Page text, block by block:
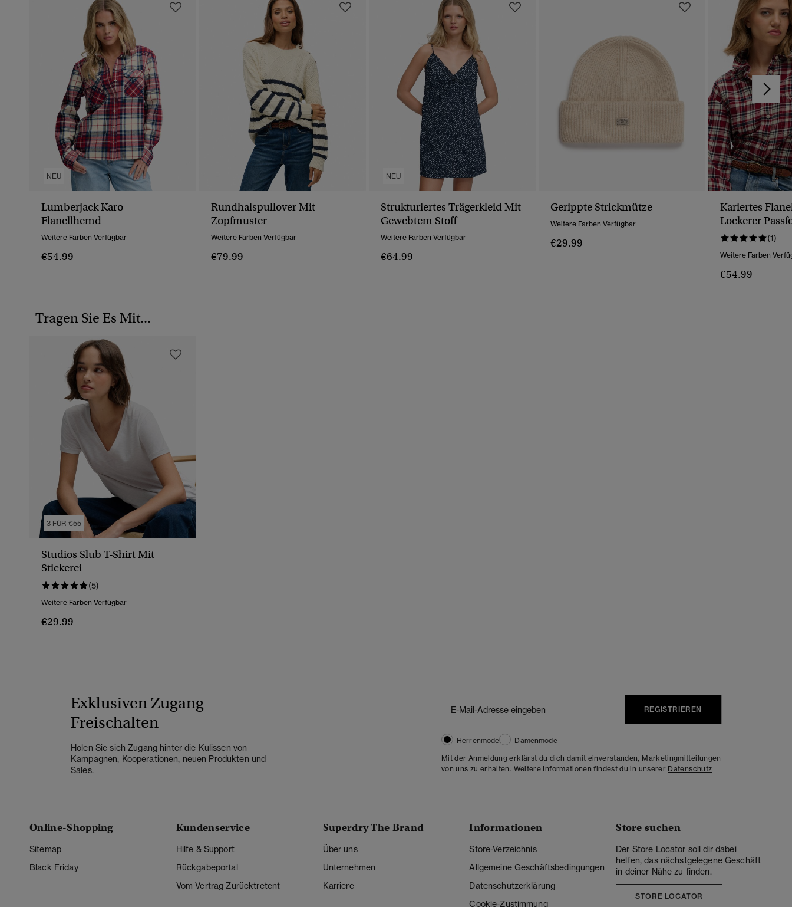
NEU
Lumberjack Karo-
Flanellhemd
Weitere Farben Verfügbar
€54.99
Rundhalspullover Mit
Zopfmuster
Weitere Farben Verfügbar
€79.99
NEU
Strukturiertes Trägerkleid Mit
Gewebtem Stoff
Weitere Farben Verfügbar
€64.99
Gerippte Strickmütze
Weitere Farben Verfügbar
€29.99
Kariertes
Lockerer
(1)
Weitere Farben
€54.99
Tragen Sie Es Mit...
3 FÜR €55
Studios Slub T-Shirt Mit
Stickerei
(5)
Weitere Farben Verfügbar
€29.99
Exklusiven Zugang
Freischalten
Holen Sie sich Zugang hinter die Kulissen von
Kampagnen, Kooperationen, neuen Produkten und
Sales.
REGISTRIEREN
Herrenmode
Damenmode
Mit der Anmeldung erklärst du dich damit einverstanden, Marketingmitteilungen
von uns zu erhalten. Weitere Informationen findest du in unserer Datenschutz
Online-Shopping
Sitemap
Black Friday
Kundenservice
Hilfe & Support
Rückgabeportal
Vom Vertrag Zurücktretent
Superdry The Brand
Über uns
Unternehmen
Karriere
Informationen
Store-Verzeichnis
Allgemeine Geschäftsbedingungen
Datenschutzerklärung
Cookie-Zustimmung
Store suchen
Der Store Locator soll dir dabei
helfen, das nächstgelegene Geschäft
in deiner Nähe zu finden.
STORE LOCATOR